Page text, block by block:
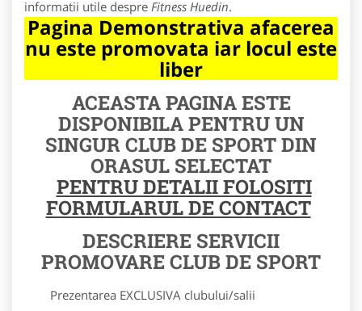
informatii utile despre Fitness Huedin.
Pagina Demonstrativa afacerea
nu este promovata iar locul este
liber
ACEASTA PAGINA ESTE
DISPONIBILA PENTRU UN
SINGUR CLUB DE SPORT DIN
ORASUL SELECTAT
PENTRU DETALII FOLOSITI
FORMULARUL DE CONTACT
DESCRIERE SERVICII
PROMOVARE CLUB DE SPORT
Prezentarea EXCLUSIVA clubului/salii